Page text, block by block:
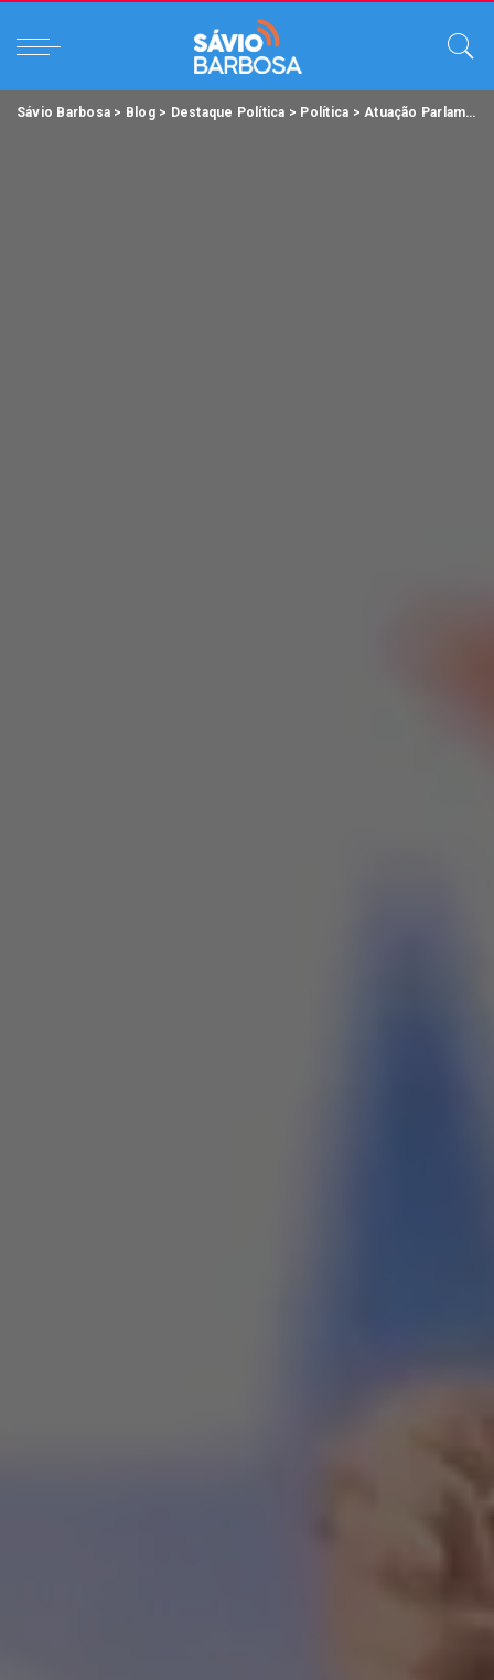
Sávio Barbosa > Blog> Destaque Política > Política >Atuação Parlamentar